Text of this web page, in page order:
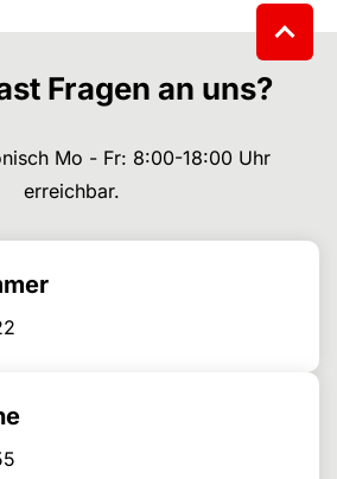
Fragen an uns?
Mo - Fr: 8:00-18:00 Uhr
erreichbar.